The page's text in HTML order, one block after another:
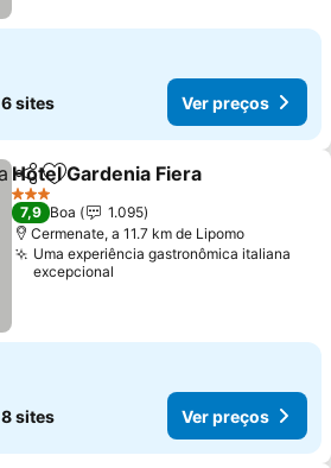
6 sites Ver preços
PartilharAdicionar aos favoritos
Hotel Gardenia Fiera
3 Estrelas
7,9 Boa
1.095
Cermenate, a 11.7 km de Lipomo
Uma experiência gastronômica italiana
excepcional
8 sites Ver preços